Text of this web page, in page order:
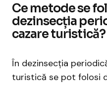
Ce metode se
dezinsecția
cazare turistică?
În dezinsecția
turistică se pot folosi